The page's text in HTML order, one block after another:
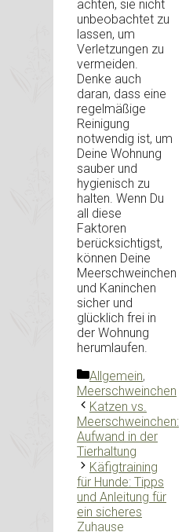
achten, sie nicht
unbeobachtet zu
lassen, um
Verletzungen zu
vermeiden.
Denke auch
daran, dass eine
regelmäßige
Reinigung
notwendig ist, um
Deine Wohnung
sauber und
hygienisch zu
halten. Wenn Du
all diese
Faktoren
berücksichtigst,
können Deine
Meerschweinchen
und Kaninchen
sicher und
glücklich frei in
der Wohnung
herumlaufen.
Kategorien
Allgemein,
Meerschweinchen
Katzen vs.
Meerschweinchen:
Aufwand in der
Tierhaltung
Käfigtraining
für Hunde: Tipps
und Anleitung für
ein sicheres
Zuhause